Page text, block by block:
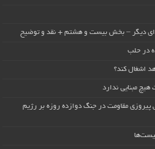
ای دیگر – بخش بیست و هشتم + نقد و توضیح
در حلب
اشغال کند؟
مبنایی ندارد
پیروزی مقاومت در جنگ دوازده روزه بر رژیم